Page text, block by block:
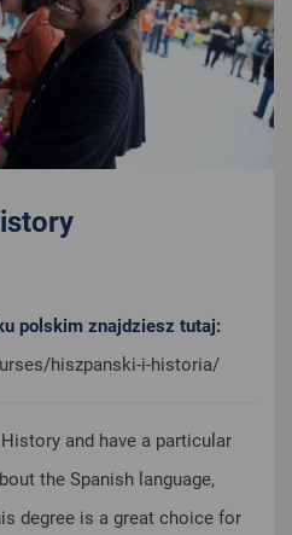
polskim znajdziesz tutaj:
hiszpanski-i-historia/
and have a particular
the Spanish language,
degree is a great choice for